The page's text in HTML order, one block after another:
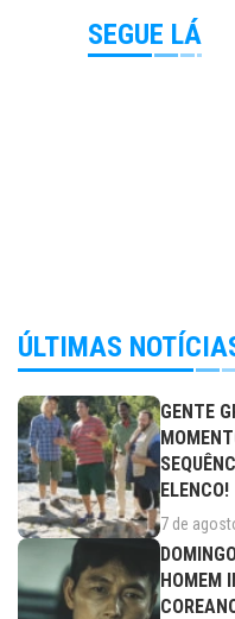
SEGUE LÁ
ÚLTIMAS
GENTE
ELENCO!
7 de
HOMEM